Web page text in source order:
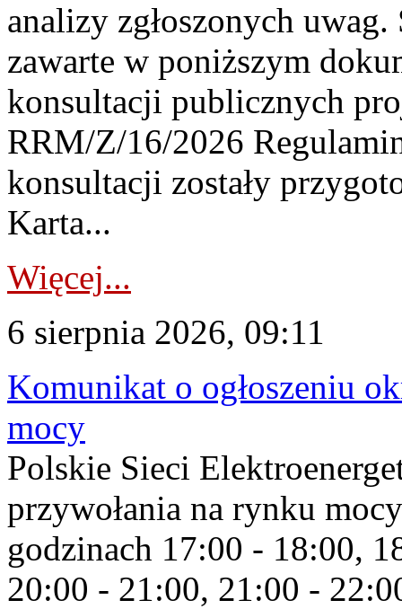
analizy zgłoszonych
zawarte w poniższym
konsultacji publicznych
RRM/Z/16/2026
konsultacji zostały
Karta...
Więcej...
6 sierpnia 2026, 09:11
Komunikat o ogłoszeniu
mocy
Polskie Sieci
przywołania na rynku
godzinach 17:00 - 18:00,
20:00 - 21:00, 21:00 -